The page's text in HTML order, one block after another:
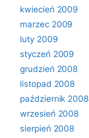
kwiecień 2009
marzec 2009
luty 2009
styczeń 2009
grudzień 2008
listopad 2008
październik 2008
wrzesień 2008
sierpień 2008